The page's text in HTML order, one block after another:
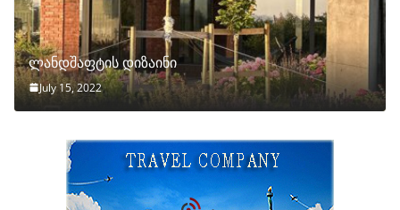
ლანდშაფტის დიზაინი
July 15, 2022